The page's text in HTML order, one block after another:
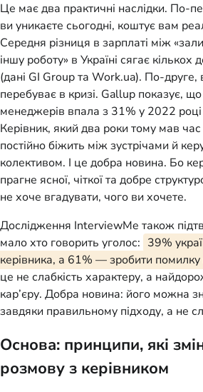
Це має два практичні наслідки. По-
ви уникаєте сьогодні, коштує вам
Середня різниця в зарплаті між
іншу роботу» в Україні сягає кількох
(дані GI Group та Work.ua). По-
перебуває в кризі. Gallup показує, що
менеджерів впала з 31% у 2022
Керівник, який два роки тому мав час
постійно біжить між зустрічами й
колективом. І це добра новина. Бо
прагне ясної, чіткої та добре
не хоче вгадувати, чого ви хочете.
Дослідження InterviewMe також
мало хто говорить уголос: 39%
керівника, а 61% — зробити помилку
це не слабкість характеру, а
кар’єру. Добра новина: його можна
завдяки правильному підходу, а не
Основа: принципи, які
розмову з керівником